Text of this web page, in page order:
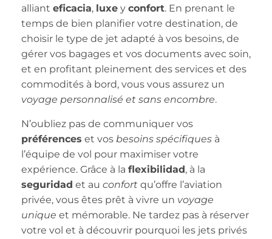
alliant eficacia, luxe y confort. En prenant le
temps de bien planifier votre destination, de
choisir le type de jet adapté à vos besoins, de
gérer vos bagages et vos documents avec soin,
et en profitant pleinement des services et des
commodités à bord, vous vous assurez un
voyage personnalisé et sans encombre.
N’oubliez pas de communiquer vos
préférences et vos besoins spécifiques à
l’équipe de vol pour maximiser votre
expérience. Grâce à la flexibilidad, à la
seguridad et au confort qu’offre l’aviation
privée, vous êtes prêt à vivre un voyage
unique et mémorable. Ne tardez pas à réserver
votre vol et à découvrir pourquoi les jets privés